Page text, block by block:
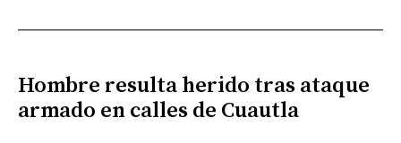
Hombre resulta herido tras ataque
armado en calles de Cuautla